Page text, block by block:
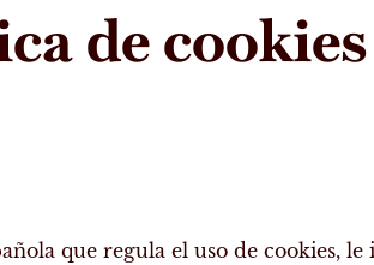
de cookies
que regula el uso de cookies,